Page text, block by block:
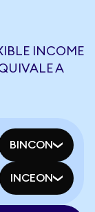
INCOME
A
BINCON
INCEON